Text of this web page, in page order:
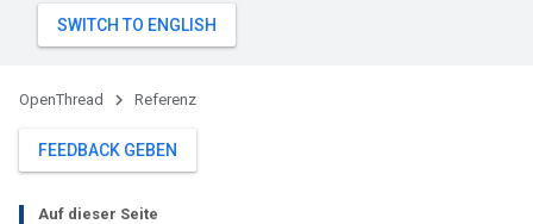
OpenThread Referenz
FEEDBACK GEBEN
Auf dieser Seite